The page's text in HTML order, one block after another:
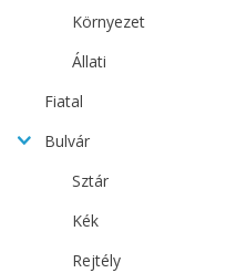
Környezet
Állati
Fiatal
Bulvár
Sztár
Kék
Rejtély